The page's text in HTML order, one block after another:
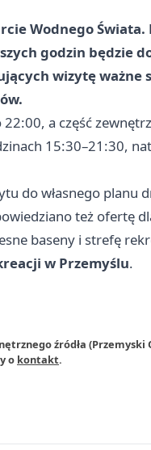
Wodnego Świata.
godzin będzie
wizytę ważne
a część
15:30–21:30,
do własnego planu
też ofertę
baseny i strefę
w Przemyślu.
źródła (Przemyski
o kontakt.